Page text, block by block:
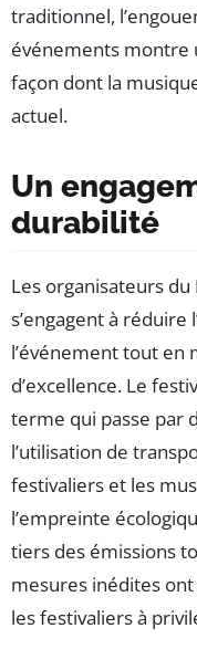
traditionnel,
événements montre
façon dont la
actuel.
Un
durabilité
Les organisateurs
s’engagent à réduire
l’événement tout en
d’excellence. Le
terme qui passe par
l’utilisation de
festivaliers et les
l’empreinte
tiers des émissions
mesures inédites
les festivaliers à